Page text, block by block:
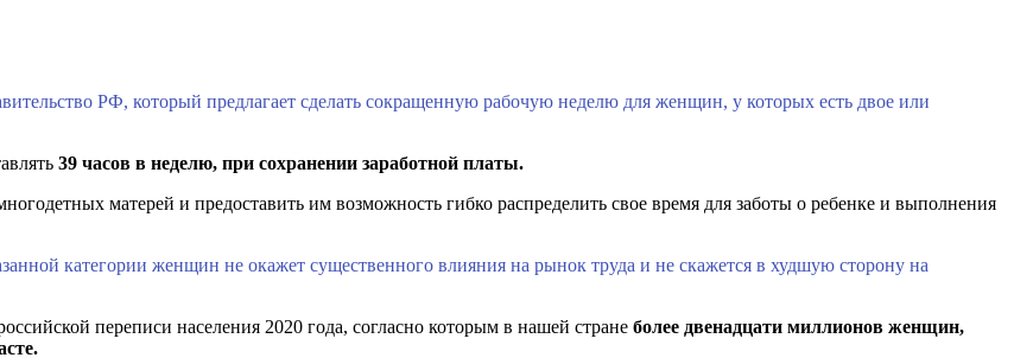
РФ, который предлагает сделать сокращенную рабочую неделю для женщин, у которых есть двое или
39 часов в неделю, при сохранении заработной платы.
матерей и предоставить им возможность гибко распределить свое время для заботы о ребенке и выполнения
категории женщин не окажет существенного влияния на рынок труда и не скажется в худшую сторону на
переписи населения 2020 года, согласно которым в нашей стране более двенадцати миллионов женщин,